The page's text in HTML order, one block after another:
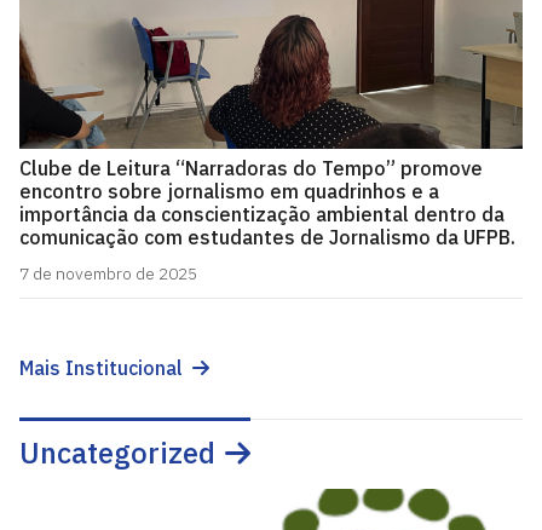
Clube de Leitura “Narradoras do Tempo” promove
encontro sobre jornalismo em quadrinhos e a
importância da conscientização ambiental dentro da
comunicação com estudantes de Jornalismo da UFPB.
7 de novembro de 2025
Mais Institucional
Uncategorized